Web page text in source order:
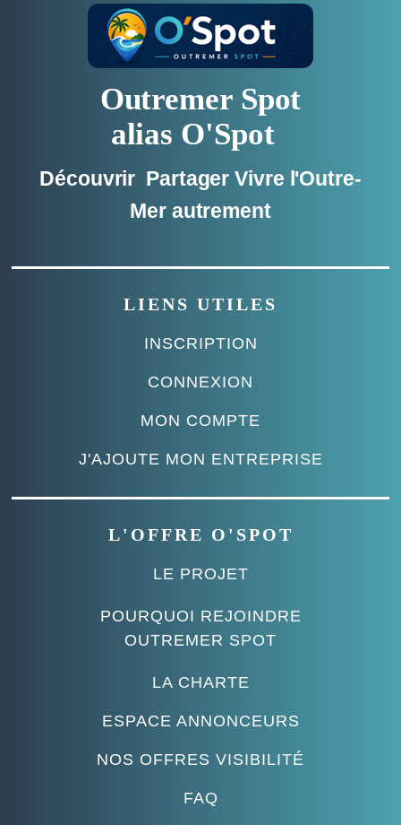
Outremer Spot
alias O'Spot
Découvrir Partager Vivre l'Outre-
Mer autrement
LIENS UTILES
INSCRIPTION
CONNEXION
MON COMPTE
J'AJOUTE MON ENTREPRISE
L'OFFRE O'SPOT
LE PROJET
POURQUOI REJOINDRE
OUTREMER SPOT
LA CHARTE
ESPACE ANNONCEURS
NOS OFFRES VISIBILITÉ
FAQ